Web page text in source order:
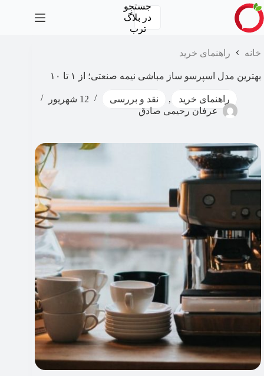
پرش
به
محتوا
جستجو
در بلاگ
ترب
خانه راهنمای خرید
بهترین مدل اسپرسو ساز مباشی نیمه صنعتی؛ از ۱ تا ۱۰
راهنمای خرید , نقد و بررسی
12 شهریور
عرفان رحیمی صادق